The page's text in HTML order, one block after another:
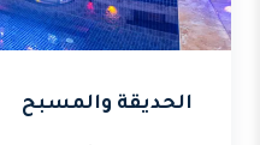
الحديقة والمسبح